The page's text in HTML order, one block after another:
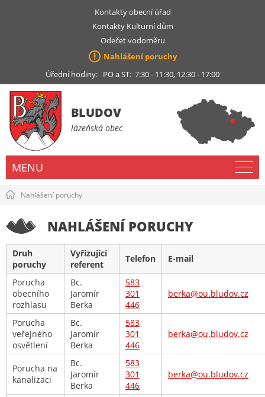
Kontakty obecní úřad
Kontakty Kulturní dům
Odečet vodoměru
Nahlášení poruchy
Úřední hodiny: PO a ST: 7:30 - 11:30, 12:30 - 17:00
BLUDOV
lázeňská obec
MENU
Nahlášení poruchy
NAHLÁŠENÍ PORUCHY
Druh
poruchy
Vyřizující
referent
Telefon E-mail
Porucha
obecního
rozhlasu
Bc.
Jaromír
Berka
583
301
446
berka@ou.bludov.cz
Porucha
veřejného
osvětlení
Bc.
Jaromír
Berka
583
301
446
berka@ou.bludov.cz
Porucha na
kanalizaci
Bc.
Jaromír
Berka
583
301
446
berka@ou.bludov.cz